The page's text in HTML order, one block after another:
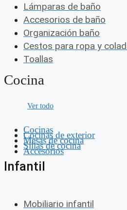
Lámparas de baño
Accesorios de baño
Organización baño
Cestos para ropa y
Toallas
Cocina
Ver todo
Cocinas
Cocinas de exterior
Mesas de cocina
Sillas de cocina
Accesorios
Infantil
Mobiliario infantil